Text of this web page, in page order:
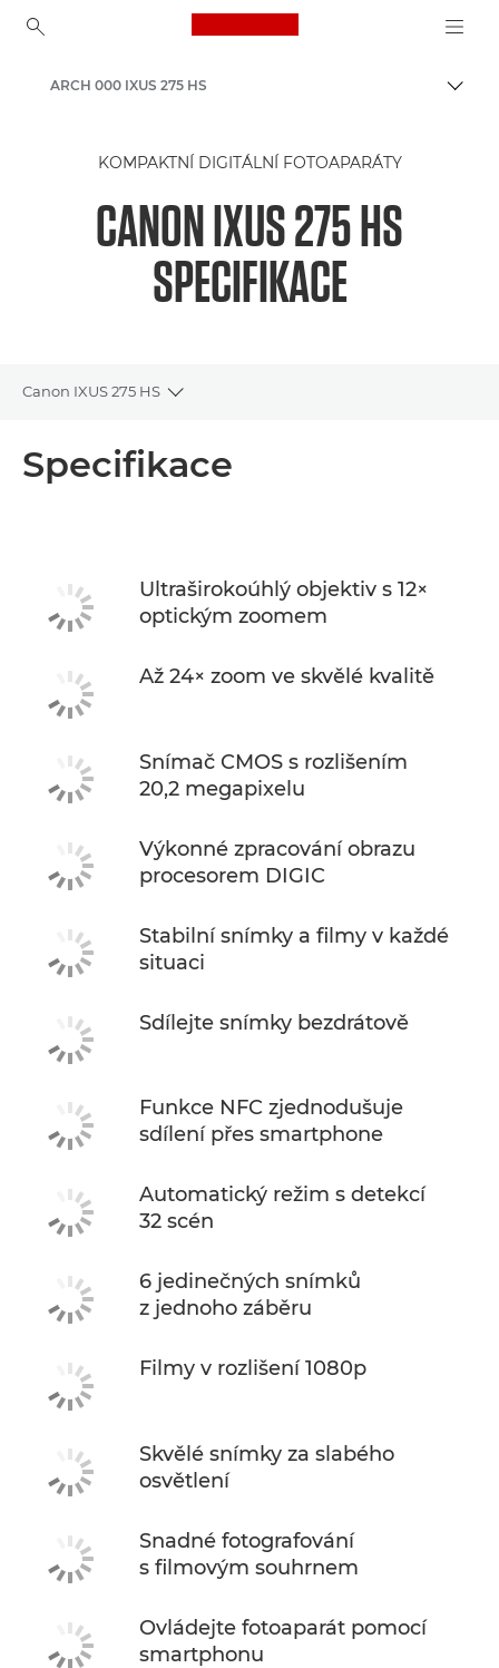
Canon Logo, back to
ARCH 000 IXUS 275 HS
KOMPAKTNÍ DIGITÁLNÍ FOTOAPARÁTY
CANON IXUS 275 HS
SPECIFIKACE
Canon IXUS 275 HS
Toggle breadcrumbs
Specifikace
Ultraširokoúhlý objektiv s 12×
optickým zoomem
Až 24× zoom ve skvělé kvalitě
Snímač CMOS s rozlišením
20,2 megapixelu
Výkonné zpracování obrazu
procesorem DIGIC
Stabilní snímky a filmy v každé
situaci
Sdílejte snímky bezdrátově
Funkce NFC zjednodušuje
sdílení přes smartphone
Automatický režim s detekcí
32 scén
6 jedinečných snímků
z jednoho záběru
Filmy v rozlišení 1080p
Skvělé snímky za slabého
osvětlení
Snadné fotografování
s filmovým souhrnem
Ovládejte fotoaparát pomocí
smartphonu